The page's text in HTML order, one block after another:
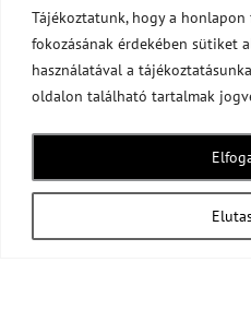
Tájékoztatunk, hogy a honlapon
fokozásának érdekében sütiket
használatával a
oldalon található tartalmak
A fotózás végére se
képen, de ilyen szép
háttérben, jó időben,
mondott Antal Timi a
véleményét is
Portfolió kategória: Divat